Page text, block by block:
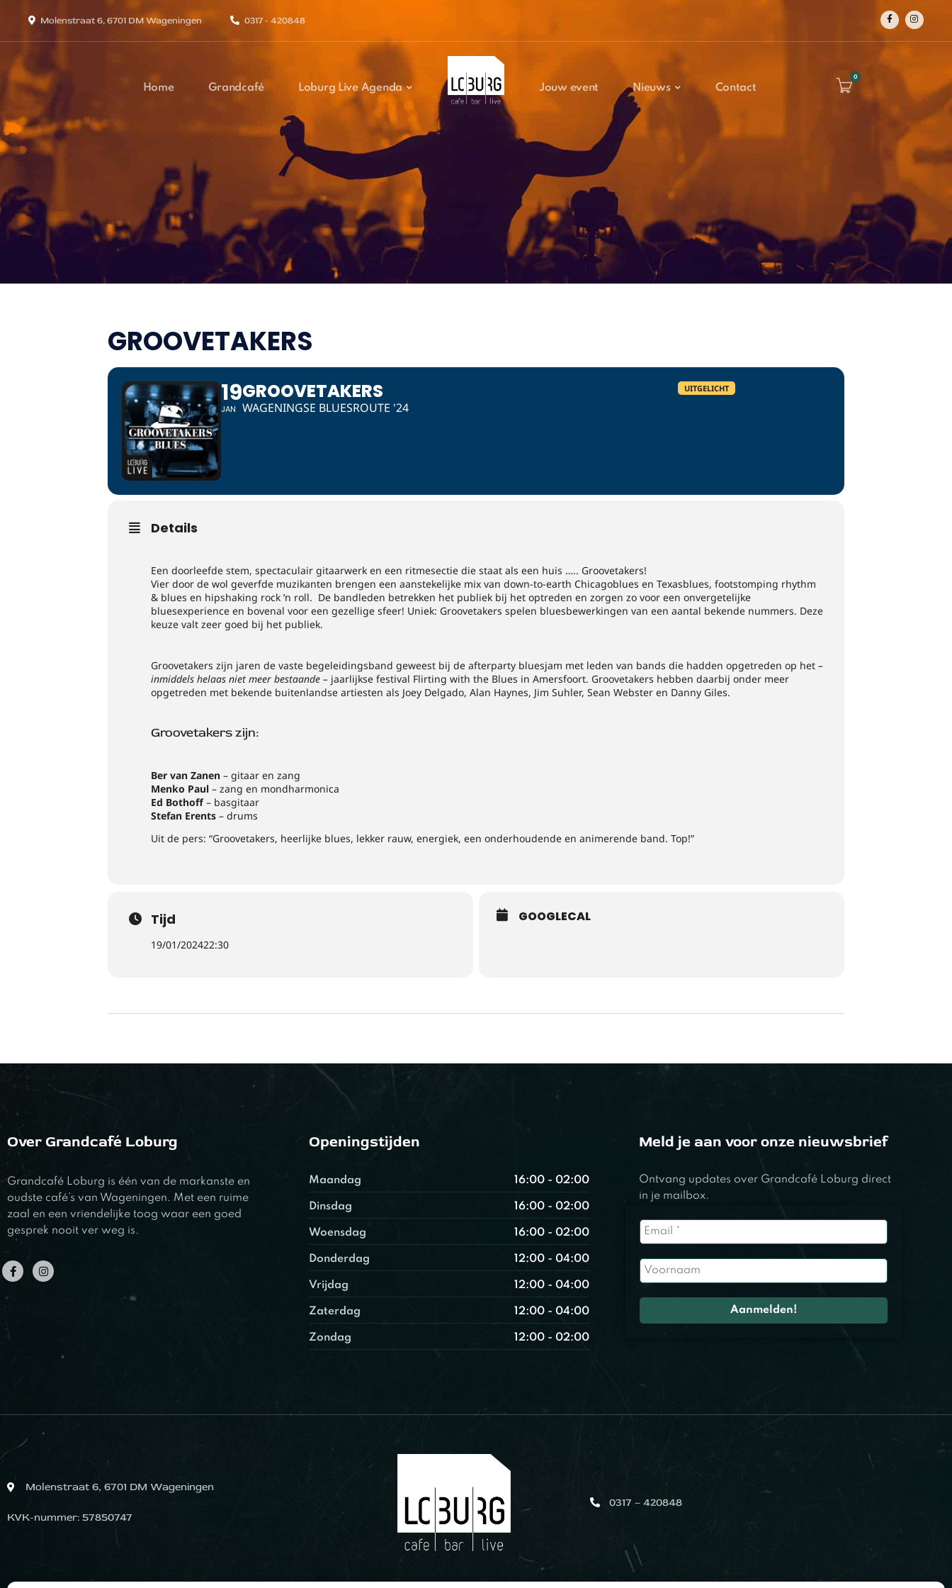
Molenstraat 6, 6701 DM Wageningen 0317 - 420848
Home Grandcafé Loburg Live Agenda Jouw event Nieuws Contact
0
GROOVETAKERS
19
JAN
GROOVETAKERS
WAGENINGSE BLUESROUTE '24
UITGELICHT
Details
Een doorleefde stem, spectaculair gitaarwerk en een ritmesectie die staat als een huis ….. Groovetakers!
Vier door de wol geverfde muzikanten brengen een aanstekelijke mix van down-to-earth Chicagoblues en Texasblues, footstomping rhythm
& blues en hipshaking rock ’n roll. De bandleden betrekken het publiek bij het optreden en zorgen zo voor een onvergetelijke
bluesexperience en bovenal voor een gezellige sfeer! Uniek: Groovetakers spelen bluesbewerkingen van een aantal bekende nummers. Deze
keuze valt zeer goed bij het publiek.​
Groovetakers zijn jaren de vaste begeleidingsband geweest bij de afterparty bluesjam met leden van bands die hadden opgetreden op het –
inmiddels helaas niet meer bestaande – jaarlijkse festival Flirting with the Blues in Amersfoort. Groovetakers hebben daarbij onder meer
opgetreden met bekende buitenlandse artiesten als Joey Delgado, Alan Haynes, Jim Suhler, Sean Webster en Danny Giles.
Groovetakers zijn:
Ber van Zanen – gitaar en zang
Menko Paul – zang en mondharmonica
Ed Bothoff– basgitaar
Stefan Erents – drums
Uit de pers: “Groovetakers, heerlijke blues, lekker rauw, energiek, een onderhoudende en animerende band. Top!”
Tijd
19/01/202422:30
GOOGLECAL
Over Grandcafé Loburg
Grandcafé Loburg is één van de markanste en
oudste café’s van Wageningen. Met een ruime
zaal en een vriendelijke toog waar een goed
gesprek nooit ver weg is.
Openingstijden
Maandag 16:00 - 02:00
Dinsdag 16:00 - 02:00
Woensdag 16:00 - 02:00
Donderdag 12:00 - 04:00
Vrijdag 12:00 - 04:00
Zaterdag 12:00 - 04:00
Zondag 12:00 - 02:00
Meld je aan voor onze nieuwsbrief
Ontvang updates over Grandcafé Loburg direct
in je mailbox.
Molenstraat 6, 6701 DM Wageningen
KVK-nummer: 57850747
0317 – 420848